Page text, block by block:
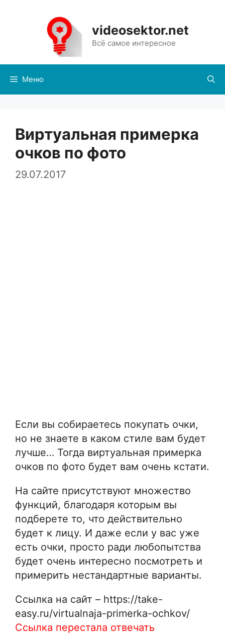
содержимому
videosektor.net
Всё самое интересное
Меню
Виртуальная примерка
очков по фото
29.07.2017
Если вы собираетесь покупать очки,
но не знаете в каком стиле вам будет
лучше… Тогда виртуальная примерка
очков по фото будет вам очень кстати.
На сайте присутствуют множество
функций, благодаря которым вы
подберете то, что действительно
будет к лицу. И даже если у вас уже
есть очки, просто ради любопытства
будет очень интересно посмотреть и
примерить нестандартные варианты.
Ссылка на сайт – https://take-
easy.ru/virtualnaja-primerka-ochkov/
Ссылка перестала отвечать